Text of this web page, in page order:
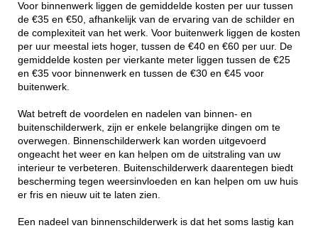
Voor binnenwerk liggen de gemiddelde kosten per uur tussen
de €35 en €50, afhankelijk van de ervaring van de schilder en
de complexiteit van het werk. Voor buitenwerk liggen de kosten
per uur meestal iets hoger, tussen de €40 en €60 per uur. De
gemiddelde kosten per vierkante meter liggen tussen de €25
en €35 voor binnenwerk en tussen de €30 en €45 voor
buitenwerk.
Wat betreft de voordelen en nadelen van binnen- en
buitenschilderwerk, zijn er enkele belangrijke dingen om te
overwegen. Binnenschilderwerk kan worden uitgevoerd
ongeacht het weer en kan helpen om de uitstraling van uw
interieur te verbeteren. Buitenschilderwerk daarentegen biedt
bescherming tegen weersinvloeden en kan helpen om uw huis
er fris en nieuw uit te laten zien.
Een nadeel van binnenschilderwerk is dat het soms lastig kan